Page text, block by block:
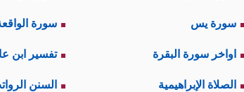
سورة يس سورة
اواخر سورة البقرة تفسير ابن
الصلاة الإبراهيمية السنن